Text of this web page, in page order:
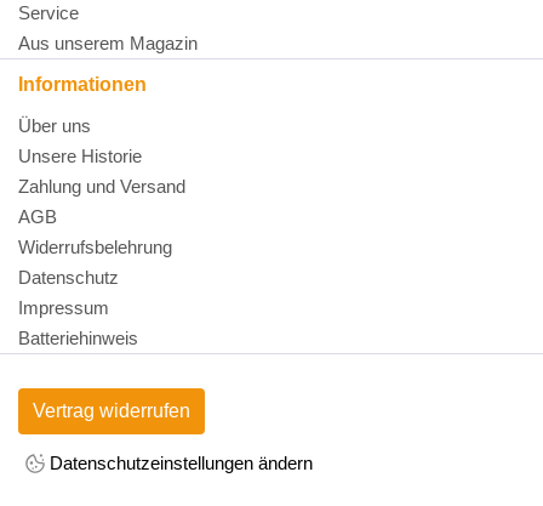
Service
Aus unserem Magazin
Informationen
Über uns
Unsere Historie
Zahlung und Versand
AGB
Widerrufsbelehrung
Datenschutz
Impressum
Batteriehinweis
Vertrag widerrufen
Datenschutzeinstellungen ändern